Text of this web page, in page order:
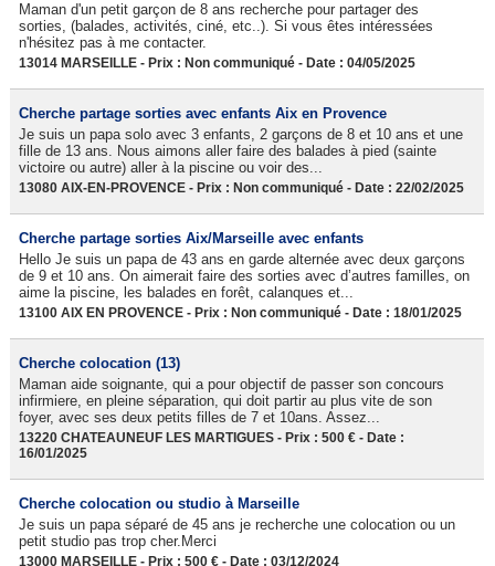
Maman d'un petit garçon de 8 ans recherche pour partager des
sorties, (balades, activités, ciné, etc..). Si vous êtes intéressées
n'hésitez pas à me contacter.
13014 MARSEILLE - Prix : Non communiqué - Date : 04/05/2025
Cherche partage sorties avec enfants Aix en Provence
Je suis un papa solo avec 3 enfants, 2 garçons de 8 et 10 ans et une
fille de 13 ans. Nous aimons aller faire des balades à pied (sainte
victoire ou autre) aller à la piscine ou voir des...
13080 AIX-EN-PROVENCE - Prix : Non communiqué - Date : 22/02/2025
Cherche partage sorties Aix/Marseille avec enfants
Hello Je suis un papa de 43 ans en garde alternée avec deux garçons
de 9 et 10 ans. On aimerait faire des sorties avec d’autres familles, on
aime la piscine, les balades en forêt, calanques et...
13100 AIX EN PROVENCE - Prix : Non communiqué - Date : 18/01/2025
Cherche colocation (13)
Maman aide soignante, qui a pour objectif de passer son concours
infirmiere, en pleine séparation, qui doit partir au plus vite de son
foyer, avec ses deux petits filles de 7 et 10ans. Assez...
13220 CHATEAUNEUF LES MARTIGUES - Prix : 500 € - Date :
16/01/2025
Cherche colocation ou studio à Marseille
Je suis un papa séparé de 45 ans je recherche une colocation ou un
petit studio pas trop cher.Merci
13000 MARSEILLE - Prix : 500 € - Date : 03/12/2024